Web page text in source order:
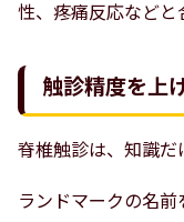
性、疼痛反応などと
触診精度を上
脊椎触診は、知識だ
ランドマークの名